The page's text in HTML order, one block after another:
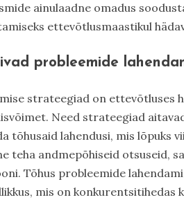
ainulaadne omadus
ettevõtlusmaastikul
probleemide
strateegiad on ettevõtluses
Need strateegiad
tõhusaid lahendusi, mis lõpuks
teha andmepõhiseid otsuseid,
Tõhus probleemide
mis on